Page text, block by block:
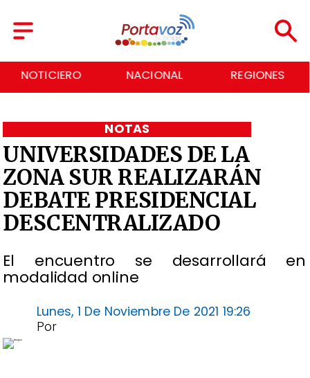
NACIONAL REGIONES ECONOMÍA
UNIVERSIDADES DE LA
ZONA SUR REALIZARÁN
DEBATE PRESIDENCIAL
DESCENTRALIZADO
El encuentro se desarrollará en
modalidad online
NOTAS
Lunes, 1 De Noviembre De 2021 19:26
Por